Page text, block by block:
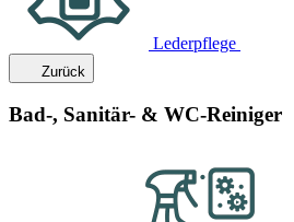
Lederpflege
Zurück
Bad-, Sanitär- & WC-Reiniger